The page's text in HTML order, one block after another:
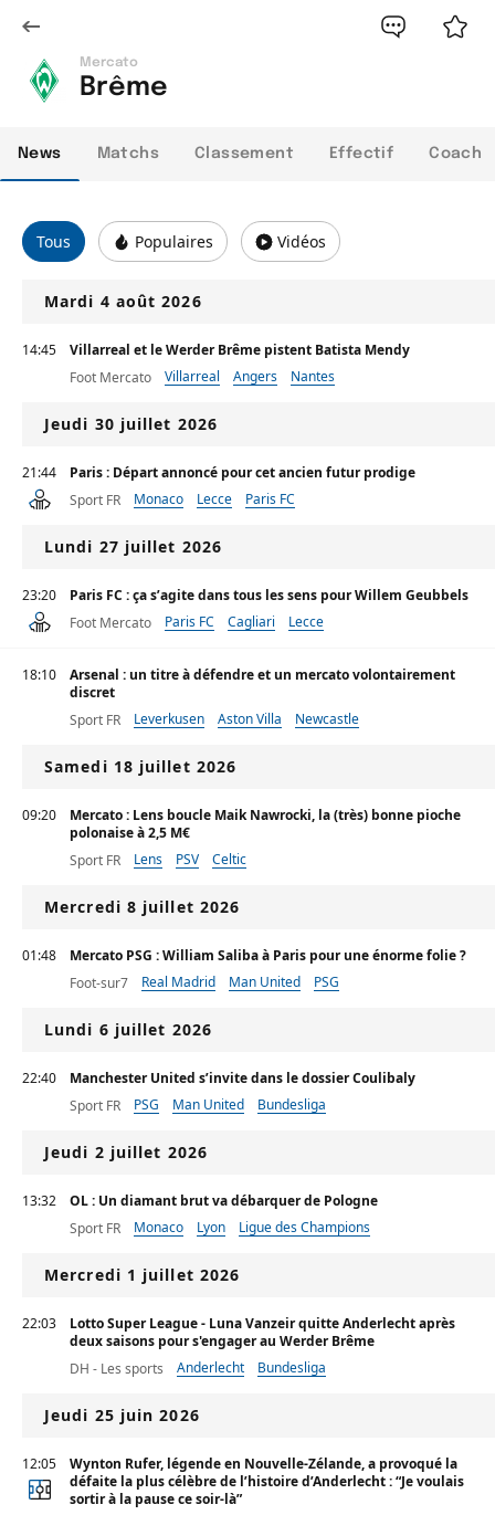
Mercato
Brême
News Matchs Classement Effectif Coach
Tous Populaires Vidéos
Mardi 4 août 2026
14:45
Villarreal et le Werder Brême pistent Batista Mendy
Foot Mercato
Villarreal Angers Nantes
Jeudi 30 juillet 2026
21:44
Paris : Départ annoncé pour cet ancien futur prodige
Sport FR
Monaco Lecce Paris FC
Lundi 27 juillet 2026
23:20
Paris FC : ça s’agite dans tous les sens pour Willem Geubbels
Foot Mercato
Paris FC Cagliari Lecce
18:10
Arsenal : un titre à défendre et un mercato volontairement
discret
Sport FR
Leverkusen Aston Villa Newcastle
Samedi 18 juillet 2026
09:20
Mercato : Lens boucle Maik Nawrocki, la (très) bonne pioche
polonaise à 2,5 M€
Sport FR
Lens PSV Celtic
Mercredi 8 juillet 2026
01:48
Mercato PSG : William Saliba à Paris pour une énorme folie ?
Foot-sur7
Real Madrid Man United PSG
Lundi 6 juillet 2026
22:40
Manchester United s’invite dans le dossier Coulibaly
Sport FR
PSG Man United Bundesliga
Jeudi 2 juillet 2026
13:32
OL : Un diamant brut va débarquer de Pologne
Sport FR
Monaco Lyon Ligue des Champions
Mercredi 1 juillet 2026
22:03
Lotto Super League - Luna Vanzeir quitte Anderlecht après
deux saisons pour s'engager au Werder Brême
DH - Les sports
Anderlecht Bundesliga
Jeudi 25 juin 2026
12:05
Wynton Rufer, légende en Nouvelle-Zélande, a provoqué la
défaite la plus célèbre de l’histoire d’Anderlecht : “Je voulais
sortir à la pause ce soir-là”